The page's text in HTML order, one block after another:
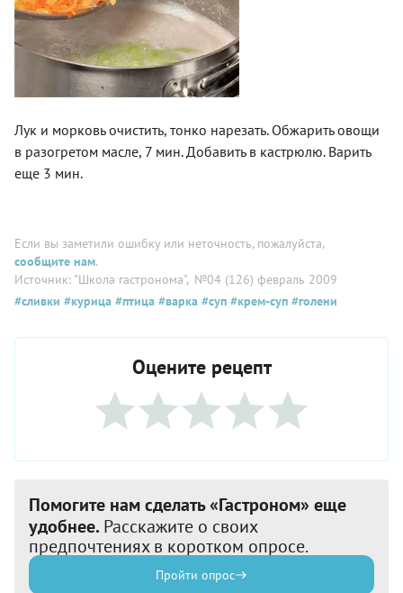
Лук и морковь очистить, тонко нарезать. Обжарить овощи
в разогретом масле, 7 мин. Добавить в кастрюлю. Варить
еще 3 мин.
Если вы заметили ошибку или неточность, пожалуйста,
сообщите нам.
Источник: "Школа гастронома", №04 (126) февраль 2009
#сливки #курица #птица #варка #суп #крем-суп #голени
Оцените рецепт
Помогите нам сделать «Гастроном» еще
удобнее. Расскажите о своих
предпочтениях в коротком опросе.
Пройти опрос